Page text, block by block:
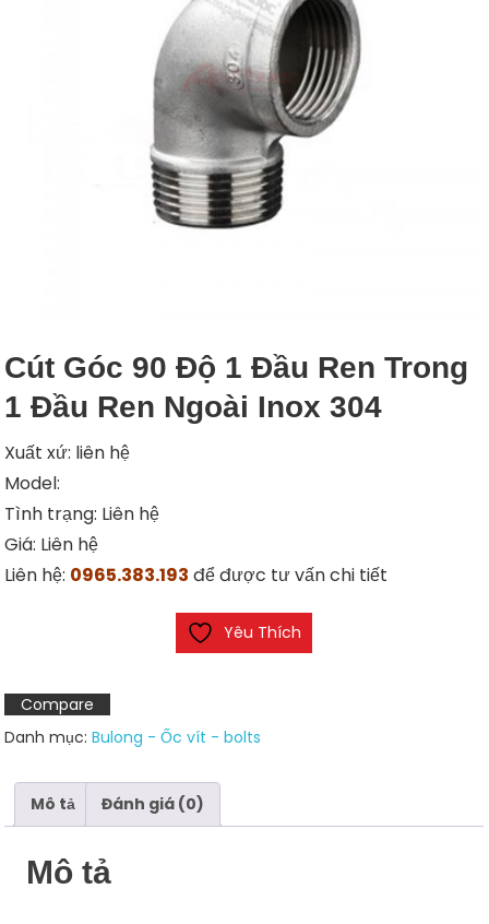
Cút Góc 90 Độ 1 Đầu Ren Trong
1 Đầu Ren Ngoài Inox 304
Xuất xứ: liên hệ
Model:
Tình trạng: Liên hệ
Giá: Liên hệ
Liên hệ: 0965.383.193 để được tư vấn chi tiết
Yêu Thích
Compare
Danh mục:Bulong - Ốc vít - bolts
Mô tả Đánh giá (0)
Mô tả